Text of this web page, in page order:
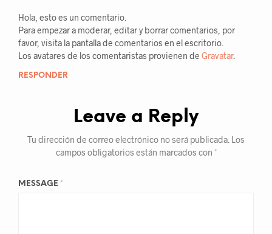
Hola, esto es un comentario.
Para empezar a moderar, editar y borrar comentarios, por
favor, visita la pantalla de comentarios en el escritorio.
Los avatares de los comentaristas provienen de Gravatar.
RESPONDER
Leave a Reply
Tu dirección de correo electrónico no será publicada. Los
campos obligatorios están marcados con *
MESSAGE *